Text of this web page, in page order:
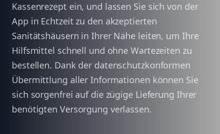
Kassenrezept ein, und lassen Sie sich von der
App in Echtzeit zu den akzeptierten
Sanitätshäusern in Ihrer Nähe leiten, um Ihre
Hilfsmittel schnell und ohne Wartezeiten zu
bestellen. Dank der datenschutzkonformen
Übermittlung aller Informationen können Sie
sich sorgenfrei auf die zügige Lieferung Ihrer
benötigten Versorgung verlassen.